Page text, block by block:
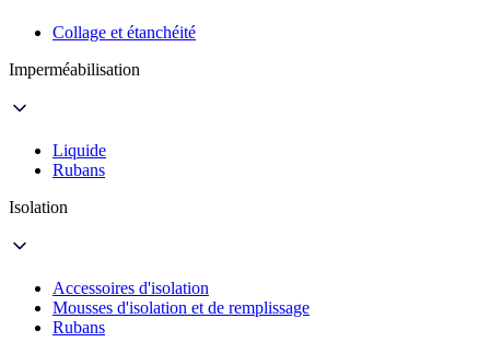
Collage et étanchéité
Imperméabilisation
Liquide
Rubans
Isolation
Accessoires d'isolation
Mousses d'isolation et de remplissage
Rubans